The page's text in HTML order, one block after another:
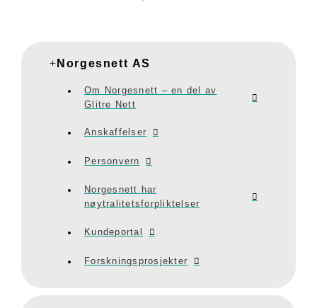
Norgesnett AS
Om Norgesnett – en del av
Glitre Nett
Anskaffelser
Personvern
Norgesnett har
nøytralitetsforpliktelser
Kundeportal
Forskningsprosjekter